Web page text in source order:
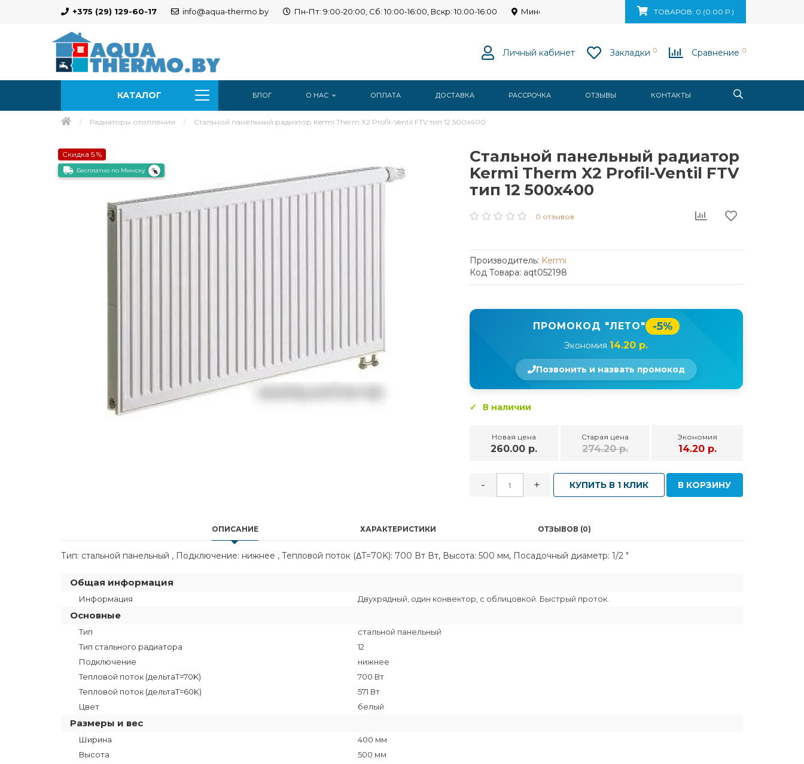
+375 (29) 129-60-17 info@aqua-thermo.by Пн-Пт: 9:00-20:00, Сб: 10:00-16:00, Вскр: 10:00-16:00 Минск, ул. Ваупшасова, д. 10, пом. 131ТОВАРОВ: 0 (0.00 Р.)
Личный кабинет Закладки 0 Сравнение 0
КАТАЛОГ БЛОГ О НАС ОПЛАТА ДОСТАВКА РАССРОЧКА ОТЗЫВЫ КОНТАКТЫ
Радиаторы отопления Стальной панельный радиатор Kermi Therm X2 Profil-Ventil FTV тип 12 500x400
Скидка 5 %
Бесплатно по Минску
Стальной панельный радиатор
Kermi Therm X2 Profil-Ventil FTV
тип 12 500x400
0 отзывов
Производитель: Kermi
Код Товара: aqt052198
ПРОМОКОД "ЛЕТО" -5%
Экономия 14.20 р.
Позвонить и назвать промокод
В наличии
Новая цена
260.00 р.
Старая цена
274.20 р.
Экономия
14.20 р.
- + КУПИТЬ В 1 КЛИК В КОРЗИНУ
ОПИСАНИЕ ХАРАКТЕРИСТИКИ ОТЗЫВОВ (0)
Тип: стальной панельный , Подключение: нижнее , Тепловой поток (ΔT=70K): 700 Вт Вт, Высота: 500 мм, Посадочный диаметр: 1/2 "
Общая информация
Информация Двухрядный, один конвектор, с облицовкой. Быстрый проток.
Основные
Тип
стальной панельный
Тип стального радиатора
12
Подключение
нижнее
Тепловой поток (дельтаT=70K)
700 Вт
Тепловой поток (дельтаТ=60K)
571 Вт
Цвет
белый
Размеры и вес
Ширина
400 мм
Высота
500 мм